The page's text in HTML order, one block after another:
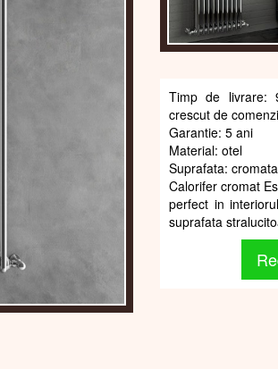
Timp de livrare:
crescut de
Garantie: 5 ani
Material: otel
Suprafata: cromata
Calorifer cromat
perfect in
suprafata